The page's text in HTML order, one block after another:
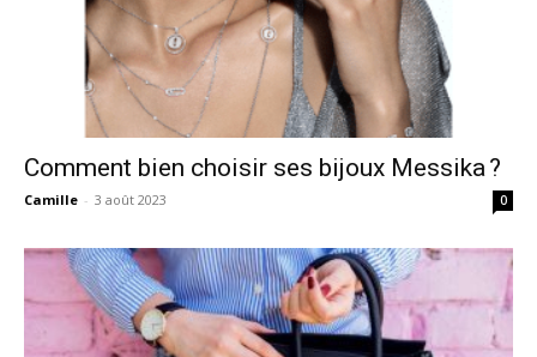
Comment bien choisir ses bijoux Messika ?
Camille - 3 août 2023 0